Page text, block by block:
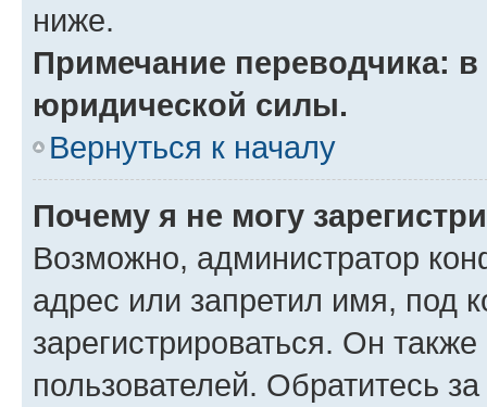
ниже.
Примечание переводчика:
юридической силы.
Вернуться к началу
Почему я не могу
Возможно, администратор
адрес или запретил имя, под
зарегистрироваться. Он
пользователей. Обратитесь